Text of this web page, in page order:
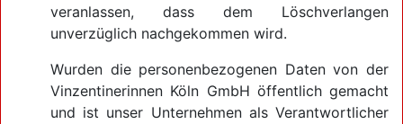
veranlassen, dass dem Löschverlangen
unverzüglich nachgekommen wird.
Wurden die personenbezogenen Daten von der
Vinzentinerinnen Köln GmbH öffentlich gemacht
und ist unser Unternehmen als Verantwortlicher